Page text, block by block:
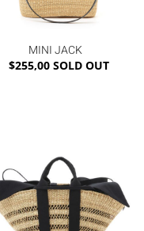
MINI JACK
$255,00 SOLD OUT